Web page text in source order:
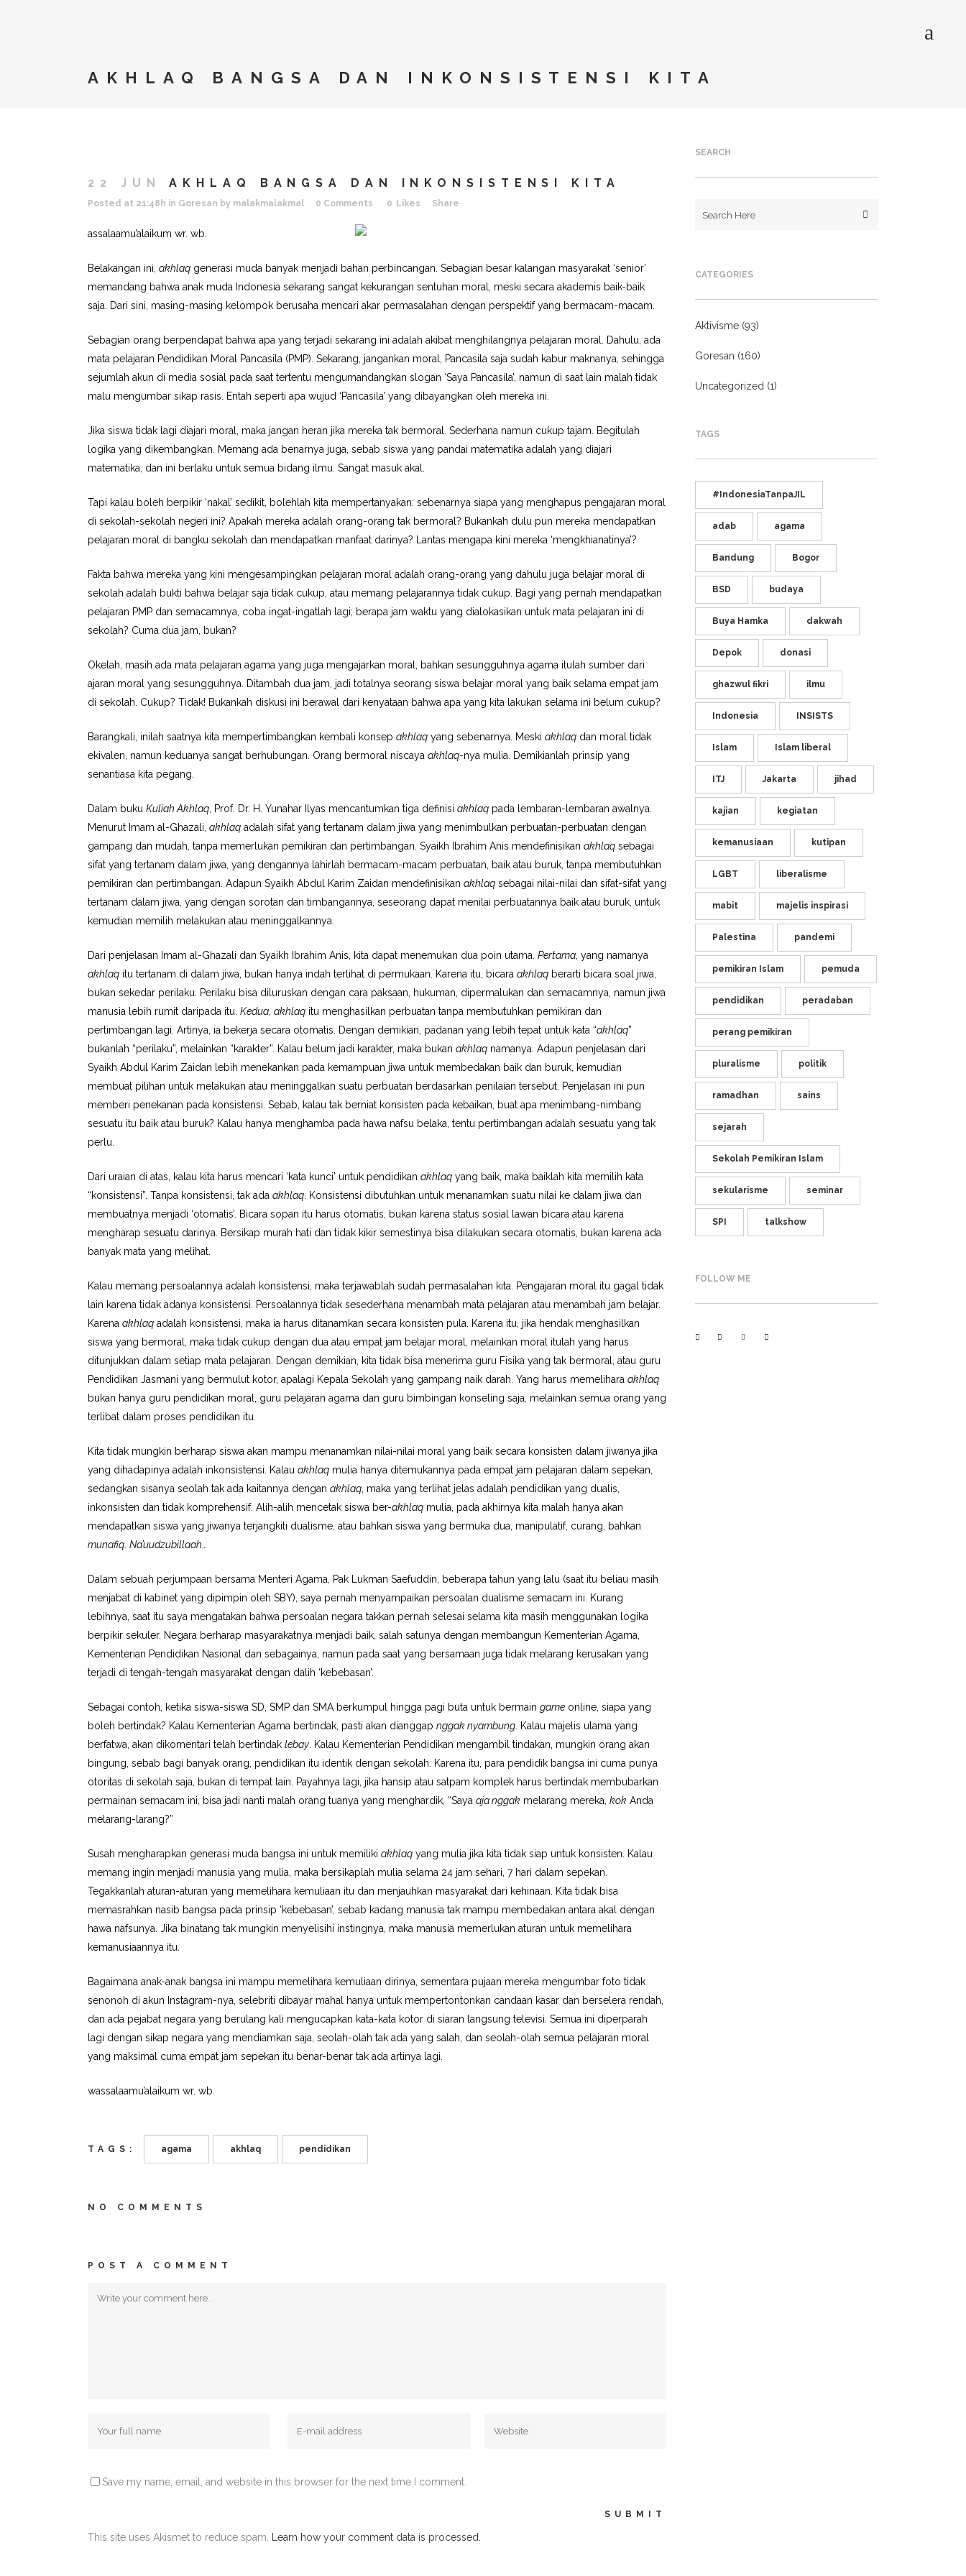
AKHLAQ BANGSA DAN INKONSISTENSI KITA
22 JUN AKHLAQ BANGSA DAN INKONSISTENSI KITA
Posted at 21:48h in Goresan by malakmalakmal 0 Comments 0 Likes Share
assalaamu’alaikum wr. wb.
Belakangan ini, akhlaq generasi muda banyak menjadi bahan perbincangan. Sebagian besar kalangan masyarakat ‘senior’
memandang bahwa anak muda Indonesia sekarang sangat kekurangan sentuhan moral, meski secara akademis baik-baik
saja. Dari sini, masing-masing kelompok berusaha mencari akar permasalahan dengan perspektif yang bermacam-macam.
Sebagian orang berpendapat bahwa apa yang terjadi sekarang ini adalah akibat menghilangnya pelajaran moral. Dahulu, ada
mata pelajaran Pendidikan Moral Pancasila (PMP). Sekarang, jangankan moral, Pancasila saja sudah kabur maknanya, sehingga
sejumlah akun di media sosial pada saat tertentu mengumandangkan slogan ‘Saya Pancasila’, namun di saat lain malah tidak
malu mengumbar sikap rasis. Entah seperti apa wujud ‘Pancasila’ yang dibayangkan oleh mereka ini.
Jika siswa tidak lagi diajari moral, maka jangan heran jika mereka tak bermoral. Sederhana namun cukup tajam. Begitulah
logika yang dikembangkan. Memang ada benarnya juga, sebab siswa yang pandai matematika adalah yang diajari
matematika, dan ini berlaku untuk semua bidang ilmu. Sangat masuk akal.
Tapi kalau boleh berpikir ‘nakal’ sedikit, bolehlah kita mempertanyakan: sebenarnya siapa yang menghapus pengajaran moral
di sekolah-sekolah negeri ini? Apakah mereka adalah orang-orang tak bermoral? Bukankah dulu pun mereka mendapatkan
pelajaran moral di bangku sekolah dan mendapatkan manfaat darinya? Lantas mengapa kini mereka ‘mengkhianatinya’?
Fakta bahwa mereka yang kini mengesampingkan pelajaran moral adalah orang-orang yang dahulu juga belajar moral di
sekolah adalah bukti bahwa belajar saja tidak cukup, atau memang pelajarannya tidak cukup. Bagi yang pernah mendapatkan
pelajaran PMP dan semacamnya, coba ingat-ingatlah lagi; berapa jam waktu yang dialokasikan untuk mata pelajaran ini di
sekolah? Cuma dua jam, bukan?
Okelah, masih ada mata pelajaran agama yang juga mengajarkan moral, bahkan sesungguhnya agama itulah sumber dari
ajaran moral yang sesungguhnya. Ditambah dua jam, jadi totalnya seorang siswa belajar moral yang baik selama empat jam
di sekolah. Cukup? Tidak! Bukankah diskusi ini berawal dari kenyataan bahwa apa yang kita lakukan selama ini belum cukup?
Barangkali, inilah saatnya kita mempertimbangkan kembali konsep akhlaq yang sebenarnya. Meski akhlaq dan moral tidak
ekivalen, namun keduanya sangat berhubungan. Orang bermoral niscaya akhlaq-nya mulia. Demikianlah prinsip yang
senantiasa kita pegang.
Dalam buku Kuliah Akhlaq , Prof. Dr. H. Yunahar Ilyas mencantumkan tiga definisi akhlaq pada lembaran-lembaran awalnya.
Menurut Imam al-Ghazali, akhlaq adalah sifat yang tertanam dalam jiwa yang menimbulkan perbuatan-perbuatan dengan
gampang dan mudah, tanpa memerlukan pemikiran dan pertimbangan. Syaikh Ibrahim Anis mendefinisikan akhlaq sebagai
sifat yang tertanam dalam jiwa, yang dengannya lahirlah bermacam-macam perbuatan, baik atau buruk, tanpa membutuhkan
pemikiran dan pertimbangan. Adapun Syaikh Abdul Karim Zaidan mendefinisikan akhlaq sebagai nilai-nilai dan sifat-sifat yang
tertanam dalam jiwa, yang dengan sorotan dan timbangannya, seseorang dapat menilai perbuatannya baik atau buruk, untuk
kemudian memilih melakukan atau meninggalkannya.
Dari penjelasan Imam al-Ghazali dan Syaikh Ibrahim Anis, kita dapat menemukan dua poin utama. Pertama , yang namanya
akhlaq itu tertanam di dalam jiwa, bukan hanya indah terlihat di permukaan. Karena itu, bicara akhlaq berarti bicara soal jiwa,
bukan sekedar perilaku. Perilaku bisa diluruskan dengan cara paksaan, hukuman, dipermalukan dan semacamnya, namun jiwa
manusia lebih rumit daripada itu. Kedua akhlaq itu menghasilkan perbuatan tanpa membutuhkan pemikiran dan
pertimbangan lagi. Artinya, ia bekerja secara otomatis. Dengan demikian, padanan yang lebih tepat untuk kata “akhlaq”
bukanlah “perilaku”, melainkan “karakter”. Kalau belum jadi karakter, maka bukan akhlaq namanya. Adapun penjelasan dari
Syaikh Abdul Karim Zaidan lebih menekankan pada kemampuan jiwa untuk membedakan baik dan buruk, kemudian
membuat pilihan untuk melakukan atau meninggalkan suatu perbuatan berdasarkan penilaian tersebut. Penjelasan ini pun
memberi penekanan pada konsistensi. Sebab, kalau tak berniat konsisten pada kebaikan, buat apa menimbang-nimbang
sesuatu itu baik atau buruk? Kalau hanya menghamba pada hawa nafsu belaka, tentu pertimbangan adalah sesuatu yang tak
perlu.
Dari uraian di atas, kalau kita harus mencari ‘kata kunci’ untuk pendidikan akhlaq yang baik, maka baiklah kita memilih kata
“konsistensi”. Tanpa konsistensi, tak ada akhlaq . Konsistensi dibutuhkan untuk menanamkan suatu nilai ke dalam jiwa dan
membuatnya menjadi ‘otomatis’. Bicara sopan itu harus otomatis, bukan karena status sosial lawan bicara atau karena
mengharap sesuatu darinya. Bersikap murah hati dan tidak kikir semestinya bisa dilakukan secara otomatis, bukan karena ada
banyak mata yang melihat.
Kalau memang persoalannya adalah konsistensi, maka terjawablah sudah permasalahan kita. Pengajaran moral itu gagal tidak
lain karena tidak adanya konsistensi. Persoalannya tidak sesederhana menambah mata pelajaran atau menambah jam belajar.
Karena akhlaq adalah konsistensi, maka ia harus ditanamkan secara konsisten pula. Karena itu, jika hendak menghasilkan
siswa yang bermoral, maka tidak cukup dengan dua atau empat jam belajar moral, melainkan moral itulah yang harus
ditunjukkan dalam setiap mata pelajaran. Dengan demikian, kita tidak bisa menerima guru Fisika yang tak bermoral, atau guru
Pendidikan Jasmani yang bermulut kotor, apalagi Kepala Sekolah yang gampang naik darah. Yang harus memelihara akhlaq
bukan hanya guru pendidikan moral, guru pelajaran agama dan guru bimbingan konseling saja, melainkan semua orang yang
terlibat dalam proses pendidikan itu.
Kita tidak mungkin berharap siswa akan mampu menanamkan nilai-nilai moral yang baik secara konsisten dalam jiwanya jika
yang dihadapinya adalah inkonsistensi. Kalau akhlaq mulia hanya ditemukannya pada empat jam pelajaran dalam sepekan,
sedangkan sisanya seolah tak ada kaitannya dengan akhlaq , maka yang terlihat jelas adalah pendidikan yang dualis,
inkonsisten dan tidak komprehensif. Alih-alih mencetak siswa ber-akhlaq mulia, pada akhirnya kita malah hanya akan
mendapatkan siswa yang jiwanya terjangkiti dualisme, atau bahkan siswa yang bermuka dua, manipulatif, curang, bahkan
munafiq Na’uudzubillaah
Dalam sebuah perjumpaan bersama Menteri Agama, Pak Lukman Saefuddin, beberapa tahun yang lalu (saat itu beliau masih
menjabat di kabinet yang dipimpin oleh SBY), saya pernah menyampaikan persoalan dualisme semacam ini. Kurang
lebihnya, saat itu saya mengatakan bahwa persoalan negara takkan pernah selesai selama kita masih menggunakan logika
berpikir sekuler. Negara berharap masyarakatnya menjadi baik, salah satunya dengan membangun Kementerian Agama,
Kementerian Pendidikan Nasional dan sebagainya, namun pada saat yang bersamaan juga tidak melarang kerusakan yang
terjadi di tengah-tengah masyarakat dengan dalih ‘kebebasan’.
Sebagai contoh, ketika siswa-siswa SD, SMP dan SMA berkumpul hingga pagi buta untuk bermain game online, siapa yang
boleh bertindak? Kalau Kementerian Agama bertindak, pasti akan dianggap nggak nyambung . Kalau majelis ulama yang
berfatwa, akan dikomentari telah bertindak lebay . Kalau Kementerian Pendidikan mengambil tindakan, mungkin orang akan
bingung, sebab bagi banyak orang, pendidikan itu identik dengan sekolah. Karena itu, para pendidik bangsa ini cuma punya
otoritas di sekolah saja, bukan di tempat lain. Payahnya lagi, jika hansip atau satpam komplek harus bertindak membubarkan
permainan semacam ini, bisa jadi nanti malah orang tuanya yang menghardik, “Saya aja nggak melarang mereka, kok Anda
melarang-larang?”
Susah mengharapkan generasi muda bangsa ini untuk memiliki akhlaq yang mulia jika kita tidak siap untuk konsisten. Kalau
memang ingin menjadi manusia yang mulia, maka bersikaplah mulia selama 24 jam sehari, 7 hari dalam sepekan.
Tegakkanlah aturan-aturan yang memelihara kemuliaan itu dan menjauhkan masyarakat dari kehinaan. Kita tidak bisa
memasrahkan nasib bangsa pada prinsip ‘kebebasan’, sebab kadang manusia tak mampu membedakan antara akal dengan
hawa nafsunya. Jika binatang tak mungkin menyelisihi instingnya, maka manusia memerlukan aturan untuk memelihara
kemanusiaannya itu.
Bagaimana anak-anak bangsa ini mampu memelihara kemuliaan dirinya, sementara pujaan mereka mengumbar foto tidak
senonoh di akun Instagram-nya, selebriti dibayar mahal hanya untuk mempertontonkan candaan kasar dan berselera rendah,
dan ada pejabat negara yang berulang kali mengucapkan kata-kata kotor di siaran langsung televisi. Semua ini diperparah
lagi dengan sikap negara yang mendiamkan saja, seolah-olah tak ada yang salah, dan seolah-olah semua pelajaran moral
yang maksimal cuma empat jam sepekan itu benar-benar tak ada artinya lagi.
wassalaamu’alaikum wr. wb.
TAGS: agama akhlaq pendidikan
NO COMMENTS
POST A COMMENT
Save my name, email, and website in this browser for the next time I comment.
This site uses Akismet to reduce spam. Learn how your comment data is processed.
SEARCH
CATEGORIES
Aktivisme (93)
Goresan (160)
Uncategorized (1)
TAGS
#IndonesiaTanpaJIL
adab agama
Bandung Bogor
BSD budaya
Buya Hamka dakwah
Depok donasi
ghazwul fikri ilmu
Indonesia INSISTS
Islam Islam liberal
ITJ Jakarta jihad
kajian kegiatan
kemanusiaan kutipan
LGBT liberalisme
mabit majelis inspirasi
Palestina pandemi
pemikiran Islam pemuda
pendidikan peradaban
perang pemikiran
pluralisme politik
ramadhan sains
sejarah
Sekolah Pemikiran Islam
sekularisme seminar
SPI talkshow
FOLLOW ME